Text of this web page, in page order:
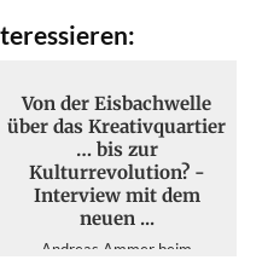
Von der Eisbachwelle
über das Kreativquartier
… bis zur
Kulturrevolution? -
Interview mit dem
neuen ...
Andreas Ammer beim